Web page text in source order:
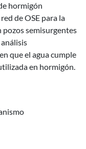
hormigón
de OSE para la
semisurgentes
que el agua cumple
en hormigón.